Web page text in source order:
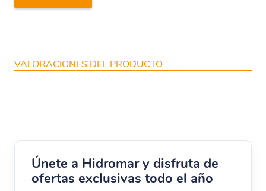
VALORACIONES DEL PRODUCTO
Únete a Hidromar y disfruta de
ofertas exclusivas todo el año